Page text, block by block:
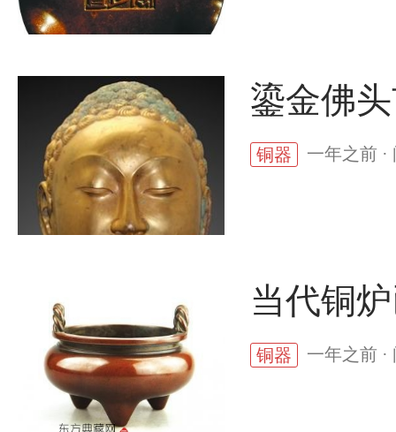
鎏金佛
铜器 一年之前 ·
当代铜
铜器 一年之前 ·